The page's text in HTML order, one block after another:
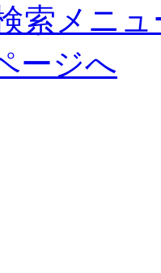
索メニュ
ージへ